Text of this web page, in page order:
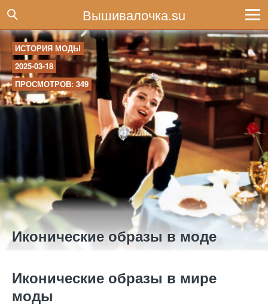
Вышивалочка.su
ИСТОРИЯ МОДЫ
2025-03-18
ПРОСМОТРОВ: 349
Иконические образы в моде
Иконические образы в мире
моды